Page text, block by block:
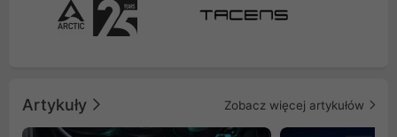
Artykuły Zobacz więcej artykułów